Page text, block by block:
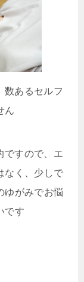
数あるセルフ
ん
ですので、エ
なく、少しで
ゆがみでお悩
です